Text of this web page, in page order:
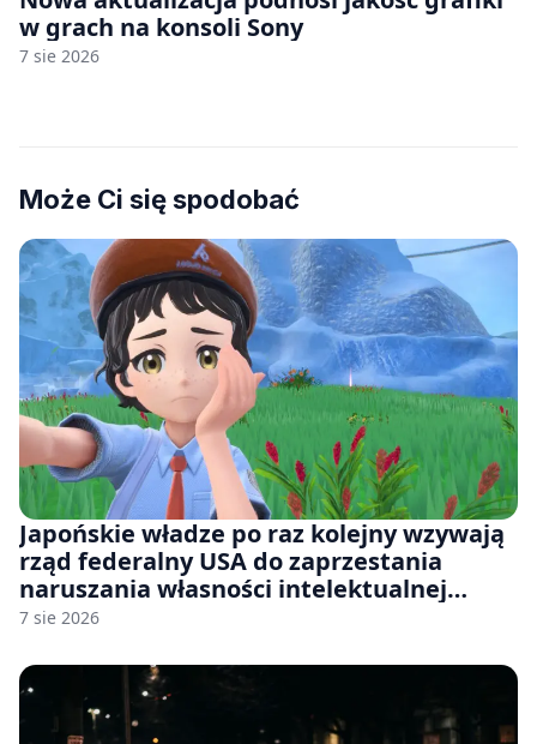
w grach na konsoli Sony
7 sie 2026
Może Ci się spodobać
Japońskie władze po raz kolejny wzywają
rząd federalny USA do zaprzestania
naruszania własności intelektualnej
japońskich gier i anime
7 sie 2026